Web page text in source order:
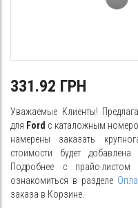
331.92 ГРН
Уважаемые Клиенты!
для Ford с каталожным
намерены заказать
стоимости будет
Подробнее с прайс-
ознакомиться в разделе
заказа в Корзине.